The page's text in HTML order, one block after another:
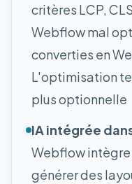
critères LCP,
Webflow mal
converties en
L'optimisation
plus optionnelle
IA intégrée
Webflow
générer des